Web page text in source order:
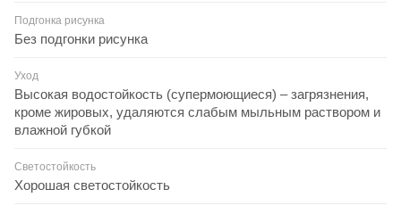
Подгонка рисунка
Без подгонки рисунка
Уход
Высокая водостойкость (супермоющиеся) – загрязнения,
кроме жировых, удаляются слабым мыльным раствором и
влажной губкой
Светостойкость
Хорошая светостойкость